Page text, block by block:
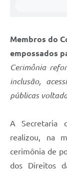
Membros do
empossados
Cerimônia
inclusão,
públicas
A Secretaria
realizou, na
cerimônia de
dos Direitos